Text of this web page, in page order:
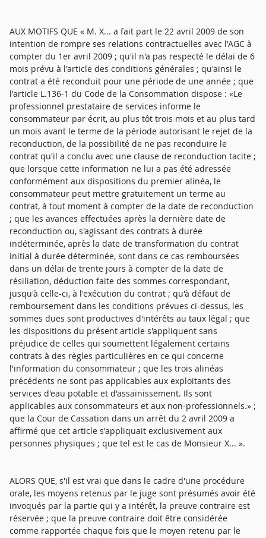
AUX MOTIFS QUE « M. X... a fait part le 22 avril 2009 de son
intention de rompre ses relations contractuelles avec l'AGC à
compter du 1er avril 2009 ; qu'il n'a pas respecté le délai de 6
mois prévu à l'article des conditions générales ; qu'ainsi le
contrat a été reconduit pour une période de une année ; que
l'article L.136-1 du Code de la Consommation dispose : «Le
professionnel prestataire de services informe le
consommateur par écrit, au plus tôt trois mois et au plus tard
un mois avant le terme de la période autorisant le rejet de la
reconduction, de la possibilité de ne pas reconduire le
contrat qu'il a conclu avec une clause de reconduction tacite ;
que lorsque cette information ne lui a pas été adressée
conformément aux dispositions du premier alinéa, le
consommateur peut mettre gratuitement un terme au
contrat, à tout moment à compter de la date de reconduction
; que les avances effectuées après la dernière date de
reconduction ou, s'agissant des contrats à durée
indéterminée, après la date de transformation du contrat
initial à durée déterminée, sont dans ce cas remboursées
dans un délai de trente jours à compter de la date de
résiliation, déduction faite des sommes correspondant,
jusqu'à celle-ci, à l'exécution du contrat ; qu'à défaut de
remboursement dans les conditions prévues ci-dessus, les
sommes dues sont productives d'intérêts au taux légal ; que
les dispositions du présent article s'appliquent sans
préjudice de celles qui soumettent légalement certains
contrats à des règles particulières en ce qui concerne
l'information du consommateur ; que les trois alinéas
précédents ne sont pas applicables aux exploitants des
services d'eau potable et d'assainissement. Ils sont
applicables aux consommateurs et aux non-professionnels.» ;
que la Cour de Cassation dans un arrêt du 2 avril 2009 a
affirmé que cet article s'appliquait exclusivement aux
personnes physiques ; que tel est le cas de Monsieur X... ».
ALORS QUE, s'il est vrai que dans le cadre d'une procédure
orale, les moyens retenus par le juge sont présumés avoir été
invoqués par la partie qui y a intérêt, la preuve contraire est
réservée ; que la preuve contraire doit être considérée
comme rapportée chaque fois que le moyen retenu par le